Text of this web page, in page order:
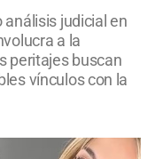
judicial en
a la
peritajes buscan
vínculos con la